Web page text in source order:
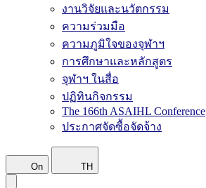
งานวิจัยและนวัตกรรม
ความร่วมมือ
ความภูมิใจของจุฬาฯ
การศึกษาและหลักสูตร
จุฬาฯ ในสื่อ
ปฏิทินกิจกรรม
The 166th ASAIHL Conference
ประกาศจัดซื้อจัดจ้าง
On TH